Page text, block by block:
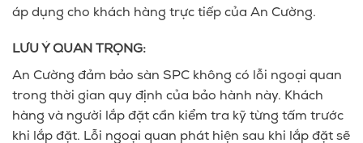
áp dụng cho khách hàng trực tiếp của An Cường.
LƯU Ý QUAN TRỌNG:
An Cường đảm bảo sàn SPC không có lỗi ngoại quan
trong thời gian quy định của bảo hành này. Khách
hàng và người lắp đặt cần kiểm tra kỹ từng tấm trước
khi lắp đặt. Lỗi ngoại quan phát hiện sau khi lắp đặt sẽ